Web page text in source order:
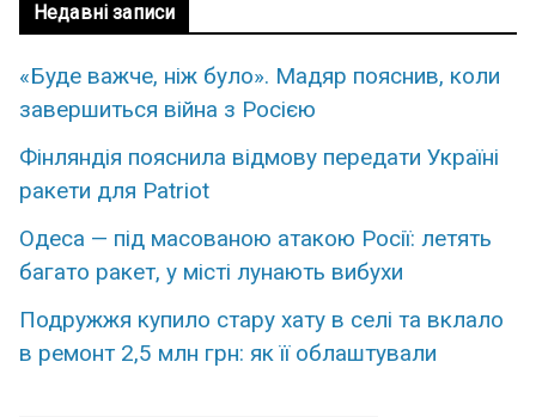
Недавні записи
«Буде важче, ніж було». Мадяр пояснив, коли
завершиться війна з Росією
Фінляндія пояснила відмову передати Україні
ракети для Patriot
Одеса — під масованою атакою Росії: летять
багато ракет, у місті лунають вибухи
Подружжя купило стару хату в селі та вклало
в ремонт 2,5 млн грн: як її облаштували